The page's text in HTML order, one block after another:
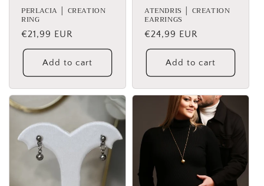
PERLACIA │ CREATION
RING
Regular
price
€21,99 EUR
Add to cart
ATENDRIS │ CREATION
EARRINGS
Regular
price
€24,99 EUR
Add to cart